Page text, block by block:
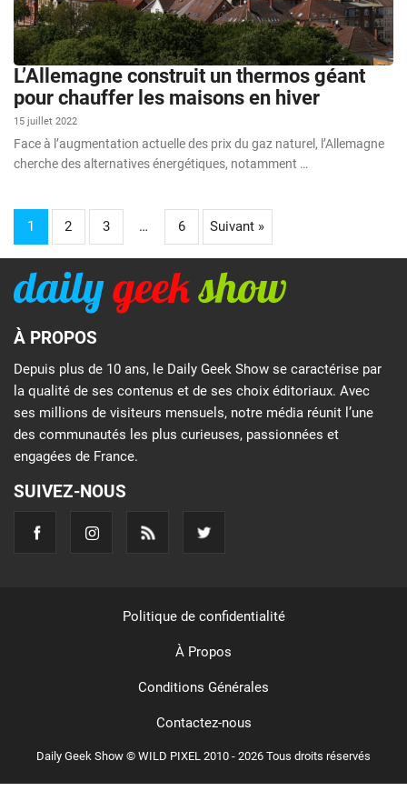
L’Allemagne construit un thermos géant
pour chauffer les maisons en hiver
15 juillet 2022
Face à l’augmentation actuelle des prix du gaz naturel, l’Allemagne
cherche des alternatives énergétiques, notamment …
1 2 3 … 6 Suivant »
À PROPOS
Depuis plus de 10 ans, le Daily Geek Show se caractérise par
la qualité de ses contenus et de ses choix éditoriaux. Avec
ses millions de visiteurs mensuels, notre média réunit l’une
des communautés les plus curieuses, passionnées et
engagées de France.
SUIVEZ-NOUS
Daily Geek Show © WILD PIXEL 2010 - 2026 Tous droits réservés
Politique de confidentialité
À Propos
Conditions Générales
Contactez-nous